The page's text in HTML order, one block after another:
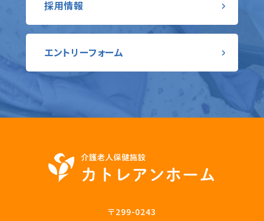
採用情報
エントリーフォーム
〒299-0243